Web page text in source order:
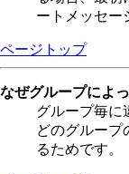
ートメッセー
ページトップ
なぜグループによ
グループ毎に
どのグループ
るためです。